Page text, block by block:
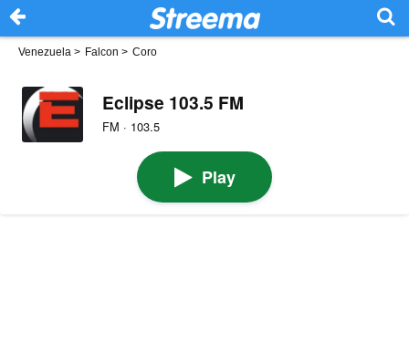
Venezuela > Falcon > Coro
Eclipse 103.5 FM
FM · 103.5
Play